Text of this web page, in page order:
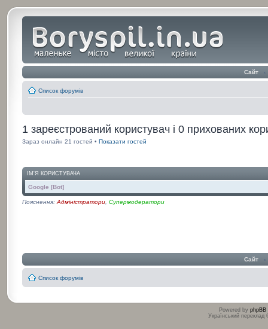
Сайт ‹
Список форумів
1 зареєстрований користувач і 0 прихованих
Зараз онлайн 21 гостей • Показати гостей
ІМ'Я КОРИСТУВАЧА
Google [Bot]
Пояснення: Адміністратори, Супермодератори
Сайт ‹
Список форумів
Powered by phpBB
Український